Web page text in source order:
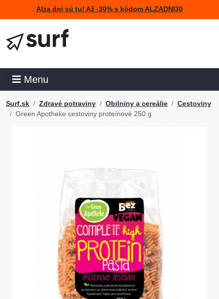
Alza dni sú tu! Až -30% s kódom ALZADNI30
Menu
Surf.sk Zdravé potraviny Obilniny a cereálie
Cestoviny
Green Apotheke cestoviny proteínové 250 g